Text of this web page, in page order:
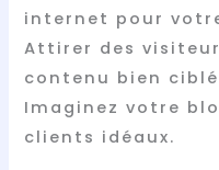
internet pour
Attirer des
contenu bien ciblé
Imaginez votre
clients idéaux.